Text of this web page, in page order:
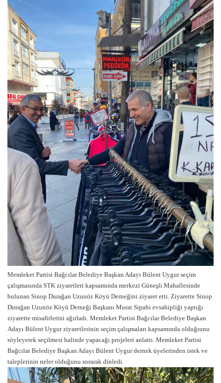
Memleket Partisi Bağcılar Belediye Başkan Adayı Bülent Uygur seçim
çalışmasında STK ziyaretleri kapsamında merkezi Güneşli Mahallesinde
bulunan Sinop Durağan Uzunöz Köyü Derneğini ziyaret etti. Ziyarette Sinop
Durağan Uzunöz Köyü Derneği Başkanı Murat Sipahi evsahipliği yaptığı
ziyarette misafirlerini ağırladı. Memleket Partisi Bağcılar Belediye Başkan
Adayı Bülent Uygur ziyaretlerinin seçim çalışmaları kapsamında olduğıunu
söyleyerek seçilmesi halinde yapacağı projeleri anlattı. Memleket Partisi
Bağcılar Belediye Başkan Adayı Bülent Uygur dernek üyelerinden istek ve
taleplerinin neler olduğunu sorarak dinledi.